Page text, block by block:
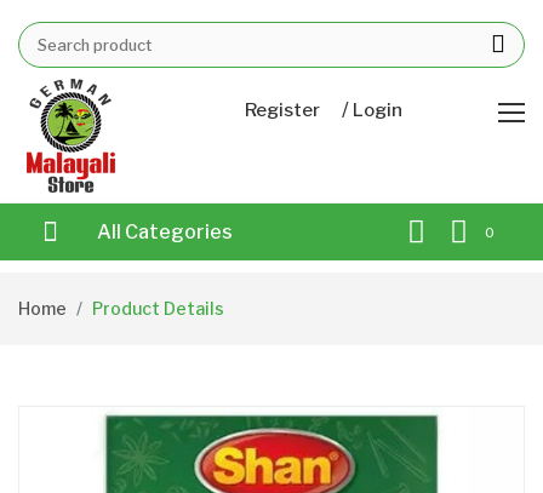
Register / Login
All Categories 0
Home Product Details